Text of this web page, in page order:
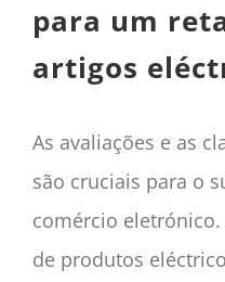
para um
artigos
As avaliações e as
são cruciais para o
comércio
de produtos